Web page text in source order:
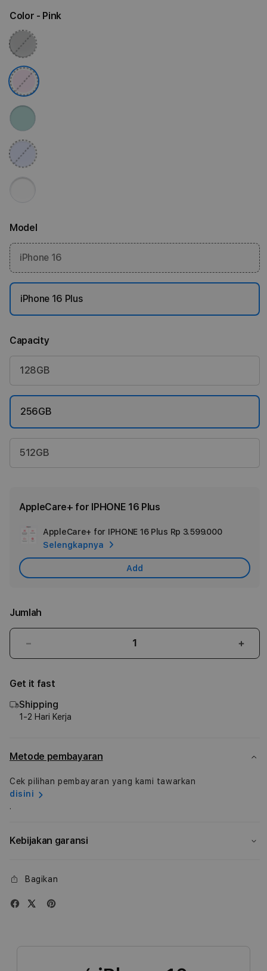
Color - Pink
Model
iPhone 16
iPhone 16 Plus
Capacity
128GB
256GB
512GB
AppleCare+ for IPHONE 16 Plus
AppleCare+ for IPHONE 16 Plus Rp 3.599.000
Selengkapnya
Care
Add
Jumlah
Kurangi
jumlah
iPhone
16
Plus
Get it fast
Shipping
1-2 Hari Kerja
Metode pembayaran
Cek pilihan pembayaran yang kami tawarkan
disini
.
Kebijakan garansi
Bagikan